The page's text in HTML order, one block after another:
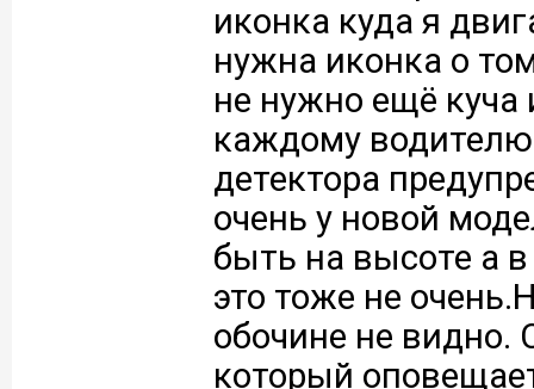
иконка куда я
нужна иконка о
не нужно ещё куча
каждому
детектора
очень у новой
быть на высоте а
это тоже не
обочине не видно.
который